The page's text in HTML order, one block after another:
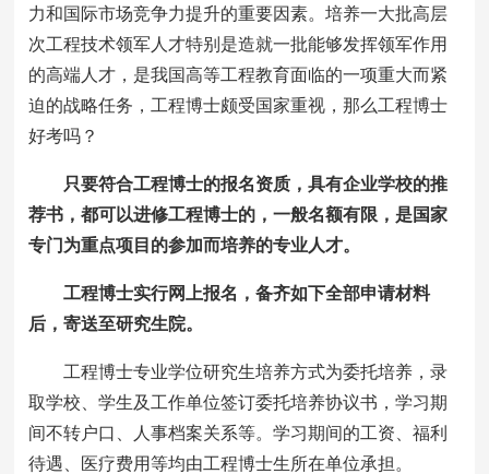
力和国际市场竞争力提升的重要因素。培养一大批高层
次工程技术领军人才特别是造就一批能够发挥领军作用
的高端人才，是我国高等工程教育面临的一项重大而紧
迫的战略任务，工程博士颇受国家重视，那么工程博士
好考吗？
只要符合工程博士的报名资质，具有企业学校的推
荐书，都可以进修工程博士的，一般名额有限，是国家
专门为重点项目的参加而培养的专业人才。
工程博士实行网上报名，备齐如下全部申请材料
后，寄送至研究生院。
工程博士专业学位研究生培养方式为委托培养，录
取学校、学生及工作单位签订委托培养协议书，学习期
间不转户口、人事档案关系等。学习期间的工资、福利
待遇、医疗费用等均由工程博士生所在单位承担。